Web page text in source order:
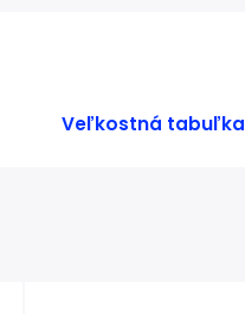
Veľkostná tabuľka